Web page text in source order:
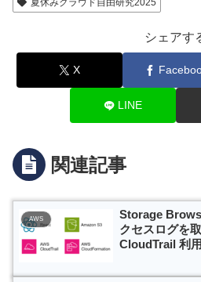
夏休みクラウド自由研究2025
シェアす
X
LINE
関連記事
AWS
Storage
クセスログを
CloudTrail 利